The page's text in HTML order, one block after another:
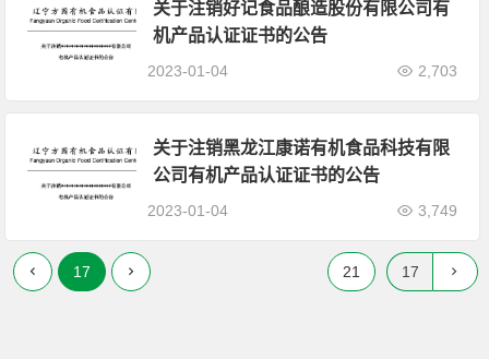
关于注销好记食品酿造股份有限公司有
机产品认证证书的公告
2023-01-04 2,703
关于注销黑龙江康诺有机食品科技有限
公司有机产品认证证书的公告
2023-01-04 3,749
21
17